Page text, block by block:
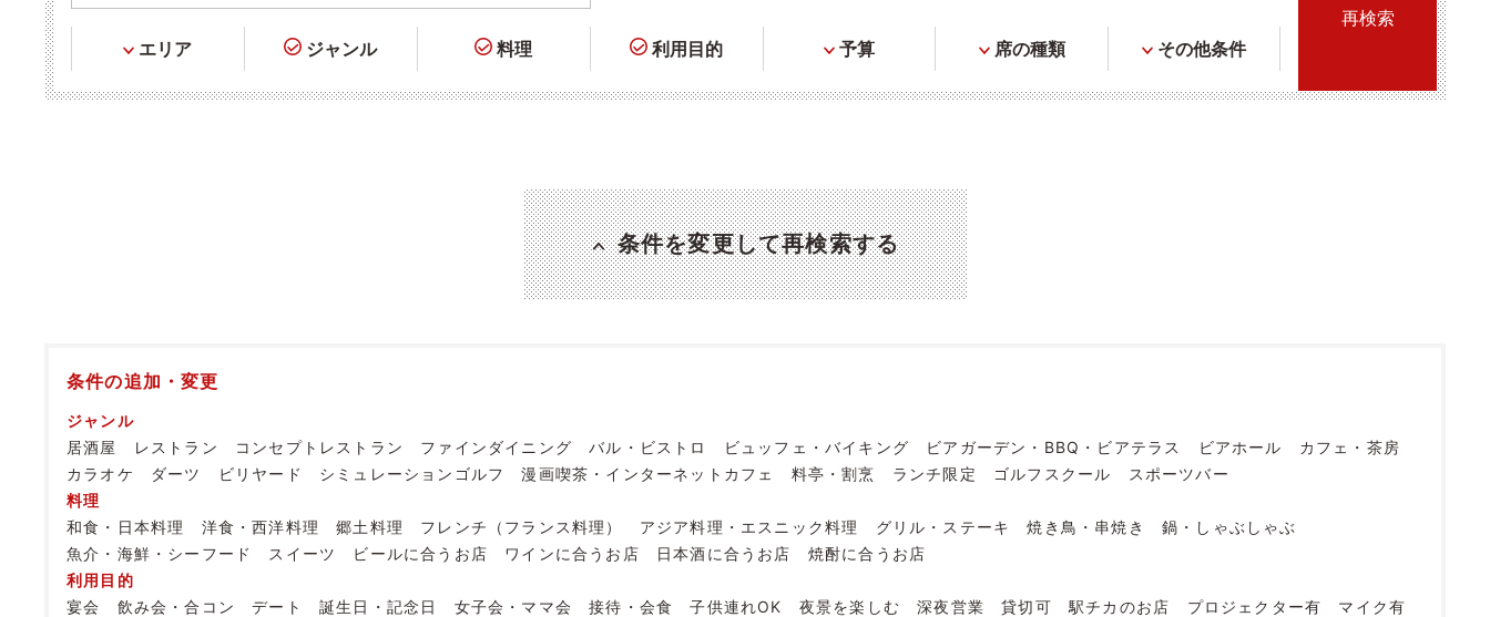
エリア ジャンル 料理 利用目的 予算 席の種類 その他条件
条件を変更して再検索する
条件の追加・変更
ジャンル
居酒屋
レストラン コンセプトレストラン ファインダイニング バル・ビストロ ビュッフェ・バイキング ビアガーデン・BBQ・ビアテラス ビアホール
カフェ・茶房
カラオケ
ダーツ ビリヤード シミュレーションゴルフ 漫画喫茶・インターネットカフェ 料亭・割烹 ランチ限定 ゴルフスクール
スポーツバー
料理
和食・日本料理
洋食・西洋料理 郷土料理 フレンチ（フランス料理） アジア料理・エスニック料理 グリル・ステーキ 焼き鳥・串焼き
鍋・しゃぶしゃぶ
魚介・海鮮・シーフード
スイーツ ビールに合うお店 ワインに合うお店 日本酒に合うお店
焼酎に合うお店
利用目的
宴会
飲み会・合コン デート 誕生日・記念日 女子会・ママ会 接待・会食 子供連れOK 夜景を楽しむ 深夜営業 貸切可 駅チカのお店 プロジェクター有
マイク有